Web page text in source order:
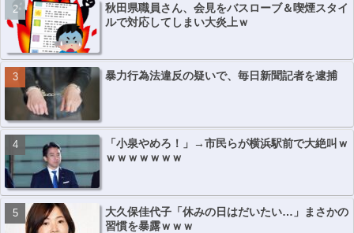
秋田県職員さん、会見をバスローブ＆喫煙スタイ
ルで対応してしまい大炎上ｗ
暴力行為法違反の疑いで、毎日新聞記者を逮捕
「小泉やめろ！」→市民らが横浜駅前で大絶叫ｗ
ｗｗｗｗｗｗｗ
大久保佳代子「休みの日はだいたい…」まさかの
習慣を暴露ｗｗｗ